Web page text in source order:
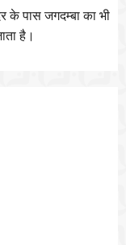
के पास जगदम्बा का भी
है।